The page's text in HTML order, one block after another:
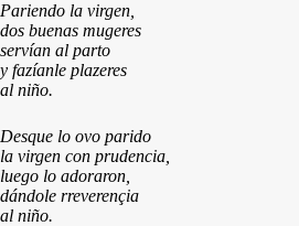
Pariendo la virgen,
dos buenas mugeres
servían al parto
y fazíanle plazeres
al niño.
Desque lo ovo parido
la virgen con prudencia,
luego lo adoraron,
dándole rreverençia
al niño.